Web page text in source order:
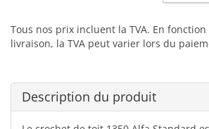
Tous nos prix incluent la TVA. En
livraison, la TVA peut varier lors du
Description du produit